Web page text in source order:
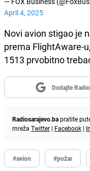
April 4, 2025
Novi avion stigao je
prema FlightAware-
1513 prvobitno
Dodajte
Radiosarajevo.bapratite
mreža Twitter | Facebook |
#avion #požar